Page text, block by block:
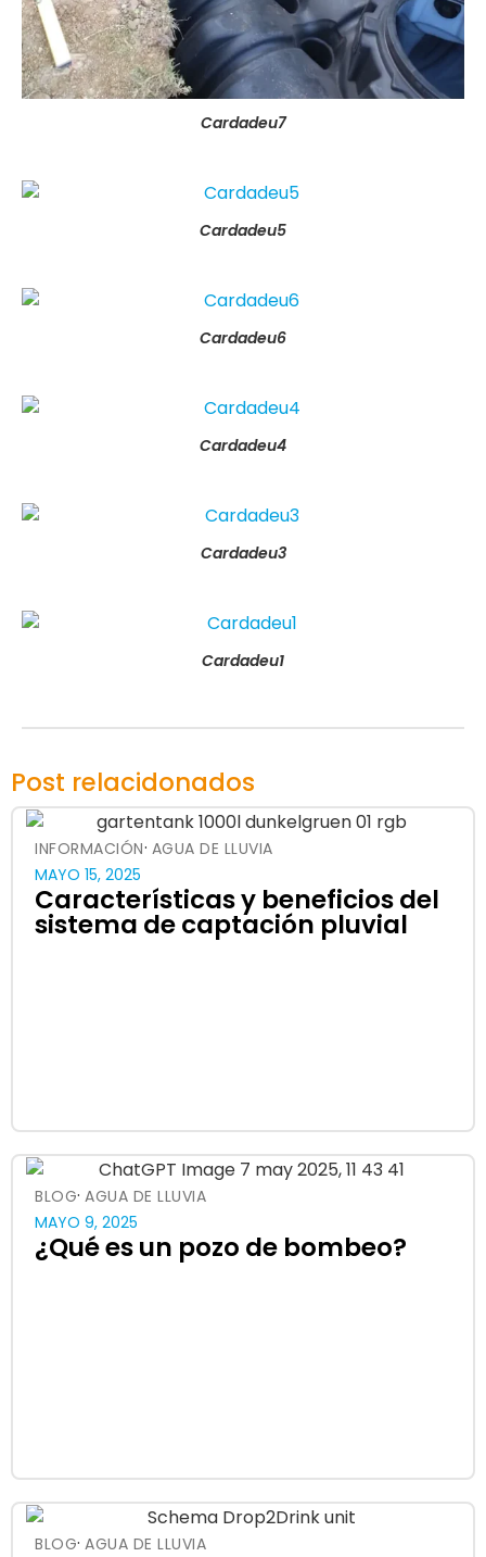
Cardadeu7
Cardadeu5
Cardadeu6
Cardadeu4
Cardadeu3
Cardadeu1
Post relacidonados
INFORMACIÓN· AGUA DE LLUVIA
MAYO 15, 2025
Características y beneficios del
sistema de captación pluvial
BLOG· AGUA DE LLUVIA
MAYO 9, 2025
¿Qué es un pozo de bombeo?
BLOG· AGUA DE LLUVIA